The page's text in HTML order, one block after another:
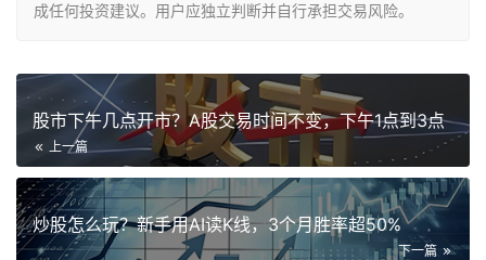
成任何投资建议。用户应独立判断并自行承担交易风险。
股市下午几点开市？A股交易时间不变，下午1点到3点
上一篇
炒股怎么玩？新手用AI读K线，3个月胜率超50%
下一篇